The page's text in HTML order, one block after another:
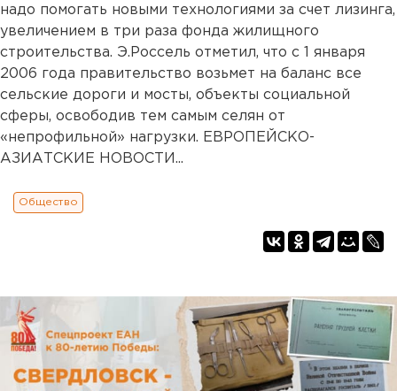
надо помогать новыми технологиями за счет лизинга,
увеличением в три раза фонда жилищного
строительства. Э.Россель отметил, что с 1 января
2006 года правительство возьмет на баланс все
сельские дороги и мосты, объекты социальной
сферы, освободив тем самым селян от
«непрофильной» нагрузки. ЕВРОПЕЙСКО-
АЗИАТСКИЕ НОВОСТИ...
Общество